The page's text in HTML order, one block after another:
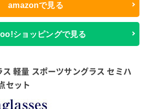
amazonで見る
ショッピングで見る
軽量 スポーツサングラス セミハ
セット